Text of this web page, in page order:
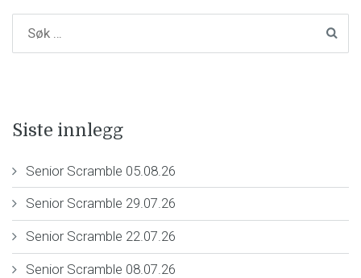
Siste innlegg
Senior Scramble 05.08.26
Senior Scramble 29.07.26
Senior Scramble 22.07.26
Senior Scramble 08.07.26